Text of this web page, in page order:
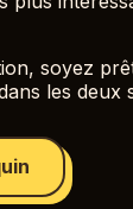
soyez
les deux